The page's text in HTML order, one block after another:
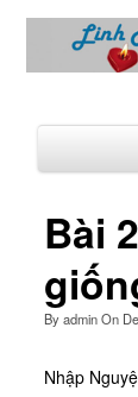
Trang Nhà
Linh
Bài
ByadminOn
Nhập